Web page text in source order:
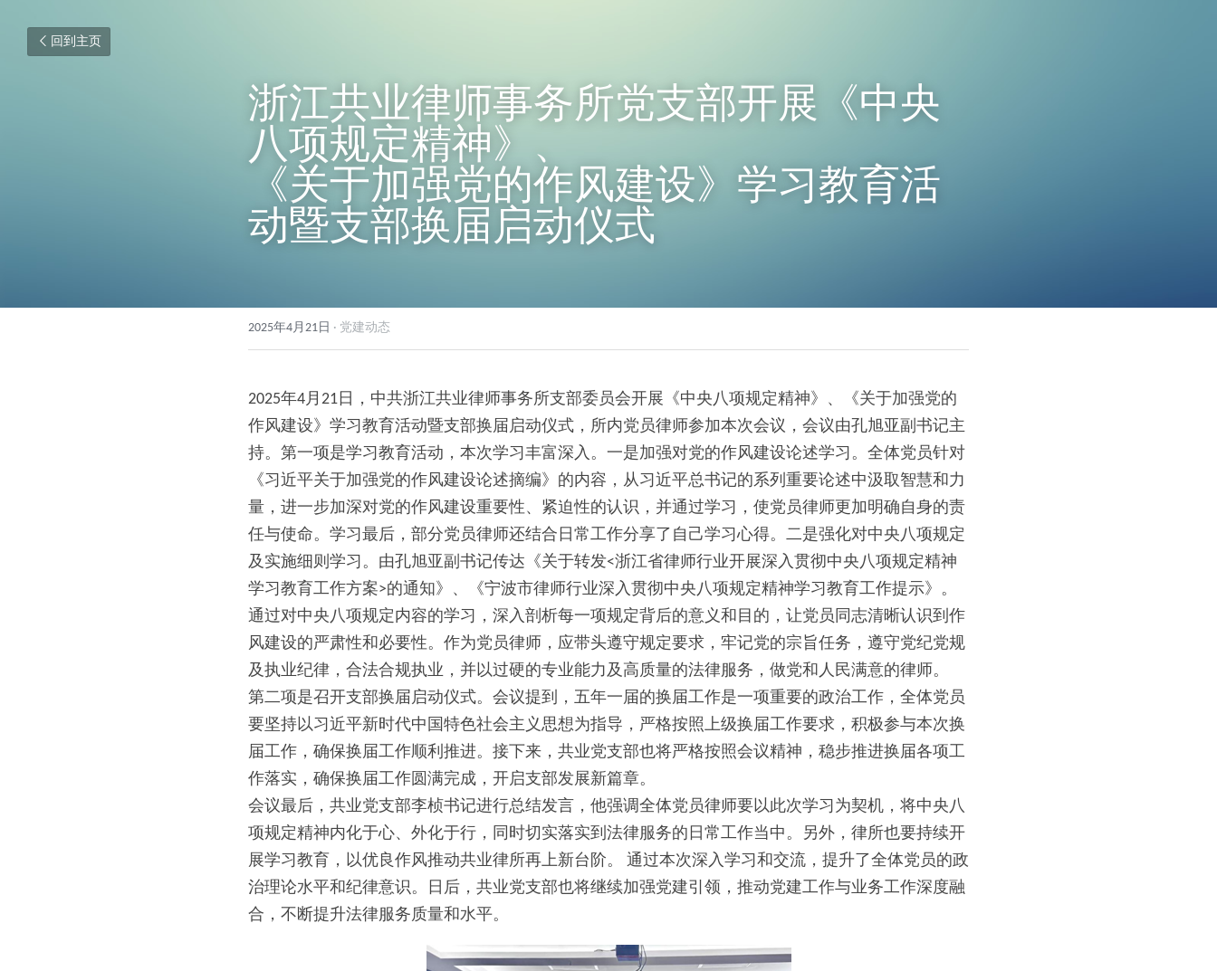
回到主页
浙江共业律师事务所党支部开展《中央
八项规定精神》、
《关于加强党的作风建设》学习教育活
动暨支部换届启动仪式
2025年4月21日 · 党建动态
2025年4月21日，中共浙江共业律师事务所支部委员会开展《中央八项规定精神》、《关于加强党的
作风建设》学习教育活动暨支部换届启动仪式，所内党员律师参加本次会议，会议由孔旭亚副书记主
持。第一项是学习教育活动，本次学习丰富深入。一是加强对党的作风建设论述学习。全体党员针对
《习近平关于加强党的作风建设论述摘编》的内容，从习近平总书记的系列重要论述中汲取智慧和力
量，进一步加深对党的作风建设重要性、紧迫性的认识，并通过学习，使党员律师更加明确自身的责
任与使命。学习最后，部分党员律师还结合日常工作分享了自己学习心得。二是强化对中央八项规定
及实施细则学习。由孔旭亚副书记传达《关于转发<浙江省律师行业开展深入贯彻中央八项规定精神
学习教育工作方案>的通知》、《宁波市律师行业深入贯彻中央八项规定精神学习教育工作提示》。
通过对中央八项规定内容的学习，深入剖析每一项规定背后的意义和目的，让党员同志清晰认识到作
风建设的严肃性和必要性。作为党员律师，应带头遵守规定要求，牢记党的宗旨任务，遵守党纪党规
及执业纪律，合法合规执业，并以过硬的专业能力及高质量的法律服务，做党和人民满意的律师。
第二项是召开支部换届启动仪式。会议提到，五年一届的换届工作是一项重要的政治工作，全体党员
要坚持以习近平新时代中国特色社会主义思想为指导，严格按照上级换届工作要求，积极参与本次换
届工作，确保换届工作顺利推进。接下来，共业党支部也将严格按照会议精神，稳步推进换届各项工
作落实，确保换届工作圆满完成，开启支部发展新篇章。
会议最后，共业党支部李桢书记进行总结发言，他强调全体党员律师要以此次学习为契机，将中央八
项规定精神内化于心、外化于行，同时切实落实到法律服务的日常工作当中。另外，律所也要持续开
展学习教育，以优良作风推动共业律所再上新台阶。 通过本次深入学习和交流，提升了全体党员的政
治理论水平和纪律意识。日后，共业党支部也将继续加强党建引领，推动党建工作与业务工作深度融
合，不断提升法律服务质量和水平。